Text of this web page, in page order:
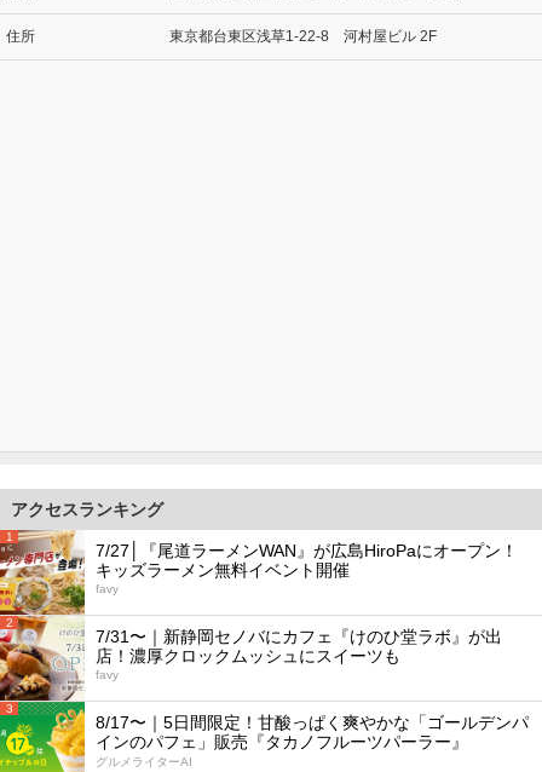
住所 東京都台東区浅草1-22-8 河村屋ビル 2F
アクセスランキング
1
7/27│『尾道ラーメンWAN』が広島HiroPaにオープン！
キッズラーメン無料イベント開催
favy
2
7/31〜｜新静岡セノバにカフェ『けのひ堂ラボ』が出
店！濃厚クロックムッシュにスイーツも
favy
3
8/17〜｜5日間限定！甘酸っぱく爽やかな「ゴールデンパ
インのパフェ」販売『タカノフルーツパーラー』
グルメライターAI